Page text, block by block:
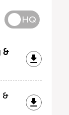
HQ
&
&